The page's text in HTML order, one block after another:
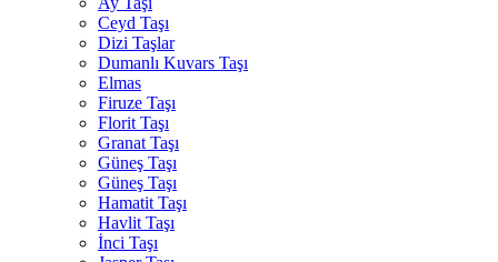
Ceyd Taşı
Dizi Taşlar
Dumanlı Kuvars Taşı
Elmas
Firuze Taşı
Florit Taşı
Granat Taşı
Güneş Taşı
Güneş Taşı
Hamatit Taşı
Havlit Taşı
İnci Taşı